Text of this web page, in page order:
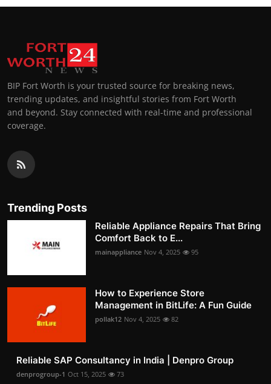
BIP Fort Worth is your trusted source for breaking news,
trending updates, and insightful stories from Fort Worth
and beyond. Stay connected with real-time and professional
coverage.
Trending Posts
Reliable Appliance Repairs That Bring
Comfort Back to E...
mainappliance Nov 4, 2025 95
How to Experience Store
Management in BitLife: A Fun Guide
pollak12 Nov 4, 2025 82
Reliable SAP Consultancy in India | Denpro Group
denprogroup-1 Oct 15, 2025 73